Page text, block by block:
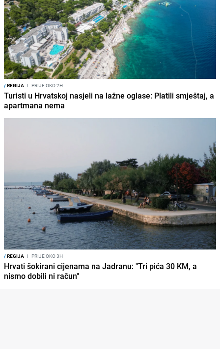
/REGIJA I PRIJE OKO 2H
Turisti u Hrvatskoj nasjeli na lažne oglase: Platili smještaj, a
apartmana nema
/REGIJA I PRIJE OKO 3H
Hrvati šokirani cijenama na Jadranu: "Tri pića 30 KM, a
nismo dobili ni račun"